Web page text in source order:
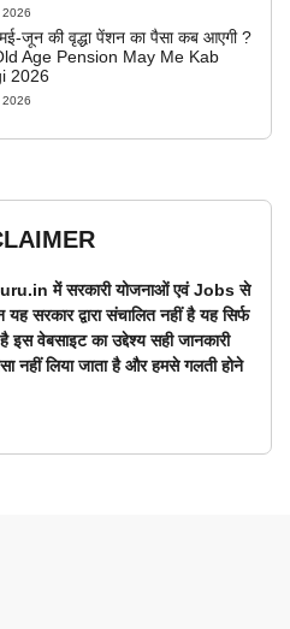
2026
जून की वृद्धा पेंशन का पैसा कब आएगी ?
Age Pension May Me Kab
2026
2026
में सरकारी योजनाओं एवं Jobs से
सरकार द्वारा संचालित नहीं है यह सिर्फ
इस वेबसाइट का उद्देश्य सही जानकारी
नहीं लिया जाता है और हमसे गलती होने